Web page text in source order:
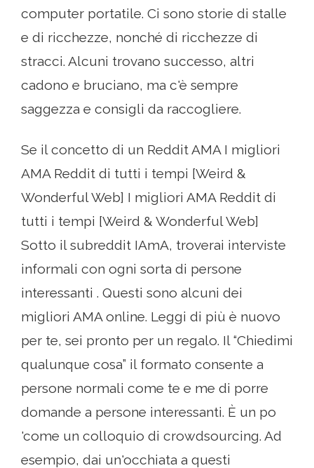
computer portatile. Ci sono storie di stalle
e di ricchezze, nonché di ricchezze di
stracci. Alcuni trovano successo, altri
cadono e bruciano, ma c'è sempre
saggezza e consigli da raccogliere.
Se il concetto di un Reddit AMA I migliori
AMA Reddit di tutti i tempi [Weird &
Wonderful Web] I migliori AMA Reddit di
tutti i tempi [Weird & Wonderful Web]
Sotto il subreddit IAmA, troverai interviste
informali con ogni sorta di persone
interessanti . Questi sono alcuni dei
migliori AMA online. Leggi di più è nuovo
per te, sei pronto per un regalo. Il “Chiedimi
qualunque cosa” il formato consente a
persone normali come te e me di porre
domande a persone interessanti. È un po
'come un colloquio di crowdsourcing. Ad
esempio, dai un'occhiata a questi